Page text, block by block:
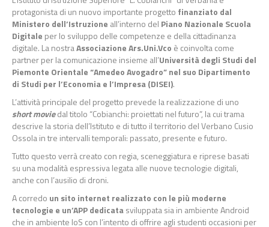
protagonista di un nuovo importante progetto finanziato dal
Ministero dell’Istruzione all’interno del Piano Nazionale Scuola
Digitale per lo sviluppo delle competenze e della cittadinanza
digitale. La nostraAssociazione Ars.Uni.Vco è coinvolta come
partner per la comunicazione insieme all’Università degli Studi del
Piemonte Orientale “Amedeo Avogadro” nel suo Dipartimento
di Studi per l’Economia e l’Impresa (DISEI).
L’attività principale del progetto prevede la realizzazione di uno
short moviedal titolo “Cobianchi: proiettati nel futuro”, la cui trama
descrive la storia dell’Istituto e di tutto il territorio del Verbano Cusio
Ossola in tre intervalli temporali: passato, presente e futuro.
Tutto questo verrà creato con regia, sceneggiatura e riprese basati
su una modalità espressiva legata alle nuove tecnologie digitali,
anche con l’ausilio di droni.
A corredo un sito internet realizzato con le più moderne
tecnologie e un’APP dedicatasviluppata sia in ambiente Android
che in ambiente IoS con l’intento di offrire agli studenti occasioni per